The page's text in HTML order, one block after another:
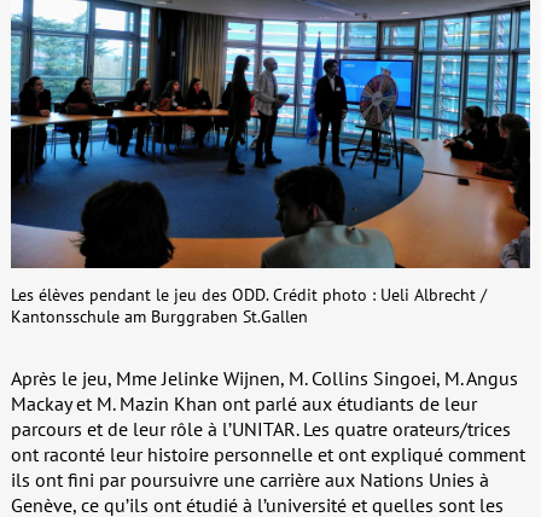
Les élèves pendant le jeu des ODD. Crédit photo : Ueli Albrecht /
Kantonsschule am Burggraben St.Gallen
Après le jeu, Mme Jelinke Wijnen, M. Collins Singoei, M. Angus
Mackay et M. Mazin Khan ont parlé aux étudiants de leur
parcours et de leur rôle à l’UNITAR. Les quatre orateurs/trices
ont raconté leur histoire personnelle et ont expliqué comment
ils ont fini par poursuivre une carrière aux Nations Unies à
Genève, ce qu’ils ont étudié à l’université et quelles sont les